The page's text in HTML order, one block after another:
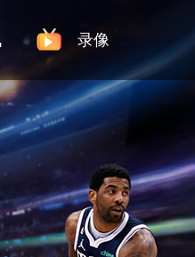
录像